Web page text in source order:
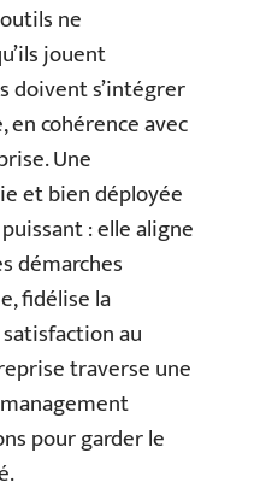
ne
jouent
doivent s’intégrer
cohérence avec
Une
et bien déployée
: elle aligne
démarches
fidélise la
au
traverse une
pour garder le